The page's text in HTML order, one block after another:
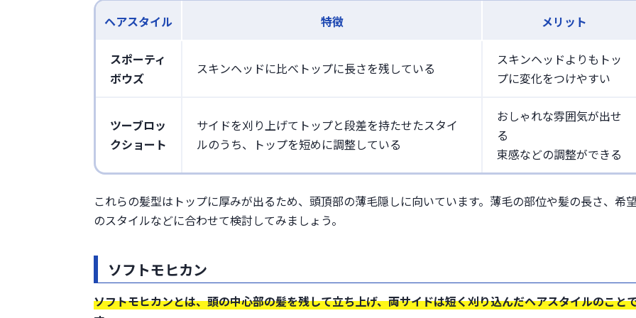
ヘアスタイル 特徴 メリット
スポーティ
ボウズ
スキンヘッドに比べトップに長さを残している
スキンヘッドよりもトッ
プに変化をつけやすい
ツーブロッ
クショート
サイドを刈り上げてトップと段差を持たせたスタイ
ルのうち、トップを短めに調整している
おしゃれな雰囲気が出せ
る
束感などの調整ができる
これらの髪型はトップに厚みが出るため、頭頂部の薄毛隠しに向いています。薄毛の部位や髪の長さ、希
のスタイルなどに合わせて検討してみましょう。
ソフトモヒカン
ソフトモヒカンとは、頭の中心部の髪を残して立ち上げ、両サイドは短く刈り込んだヘアスタイルのこと